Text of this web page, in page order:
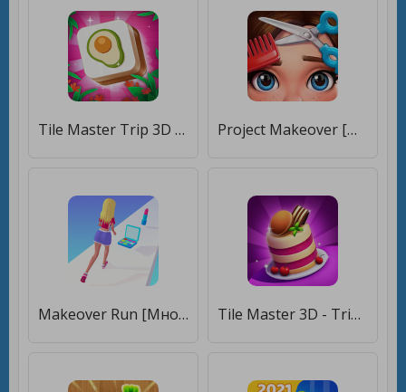
Tile Master Trip 3D - Match 3D & Puzzle Game [Мод меню] Project Makeover [Много денег]
Makeover Run [Много денег] Tile Master 3D - Triple Match & 3D Pair Puzzle [Много монет]